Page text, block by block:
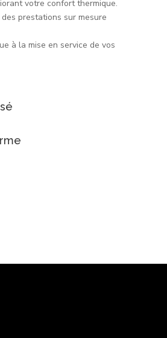
votre confort thermique.
prestations sur mesure
à la mise en service de vos